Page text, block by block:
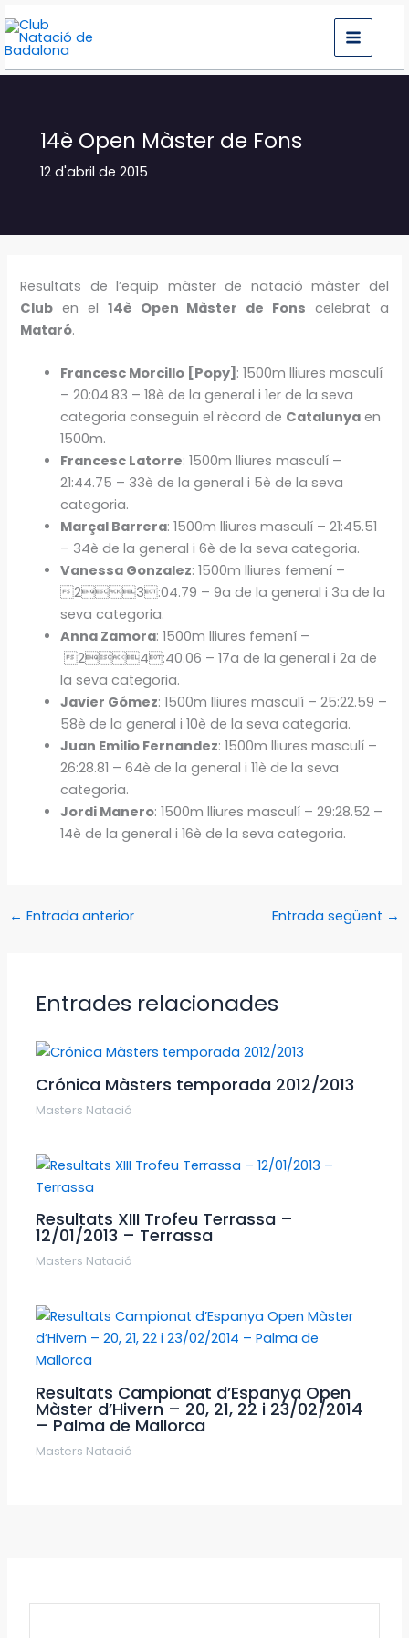
al
contingut
14è Open Màster de Fons
12 d'abril de 2015
Resultats de l’equip màster de ‪‎natació‬ màster del
Club ‬ en el 14è Open Màster de Fons celebrat a
Mataró‬.
Francesc Morcillo [Popy] : 1500m lliures masculí
– 20:04.83 – 18è de la general i 1er de la seva
categoria conseguin el rècord de Catalunya en
1500m.
Francesc Latorre: 1500m lliures masculí –
21:44.75 – 33è de la general i 5è de la seva
categoria.
Marçal Barrera: 1500m lliures masculí – 21:45.51
– 34è de la general i 6è de la seva categoria.
Vanessa Gonzalez: 1500m lliures femení –
23:04.79 – 9a de la general i 3a de la
seva categoria.
Anna Zamora: 1500m lliures femení –
24:40.06 – 17a de la general i 2a de
la seva categoria.
Javier Gómez: 1500m lliures masculí – 25:22.59 –
58è de la general i 10è de la seva categoria.
Juan Emilio Fernandez: 1500m lliures masculí –
26:28.81 – 64è de la general i 11è de la seva
categoria.
Jordi Manero: 1500m lliures masculí – 29:28.52 –
14è de la general i 16è de la seva categoria.
← Entrada anterior Entrada següent →
Entrades relacionades
Crónica Màsters temporada 2012/2013
Masters Natació
Resultats XIII Trofeu Terrassa –
12/01/2013 – Terrassa
Masters Natació
Resultats Campionat d’Espanya Open
Màster d’Hivern – 20, 21, 22 i 23/02/2014
– Palma de Mallorca
Masters Natació